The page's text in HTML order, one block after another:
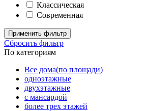
Классическая
Современная
Применить фильтр
Сбросить фильтр
По категориям
Все дома(по площади)
одноэтажные
двухэтажные
с мансардой
более трех этажей